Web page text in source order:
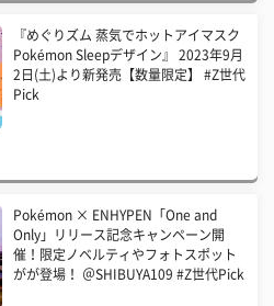
『めぐりズム 蒸気でホットアイマスク
Pokémon Sleepデザイン』 2023年9月
2日(土)より新発売【数量限定】 #Z世代
Pick
Pokémon × ENHYPEN「One and
Only」リリース記念キャンペーン開
催！限定ノベルティやフォトスポット
がが登場！ ＠SHIBUYA109 #Z世代Pick